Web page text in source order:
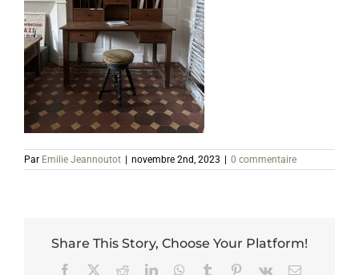
Par Emilie Jeannoutot novembre 2nd, 2023 0 commentaire
Share This Story, Choose Your Platform!
Facebook RedditLinkedInWhatsApp
Tumblr Pinterest
Vk Email